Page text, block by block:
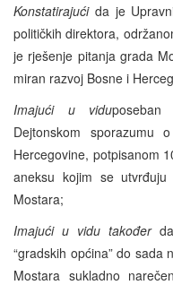
Konstatirajući da je
političkih direktora,
je rješenje pitanja grada
miran razvoj Bosne i
Imajući u vidu
Dejtonskom sporazumu
Hercegovine, potpisanom
aneksu kojim se
Mostara;
Imajući u vidu također
“gradskih općina” do sada
Mostara sukladno